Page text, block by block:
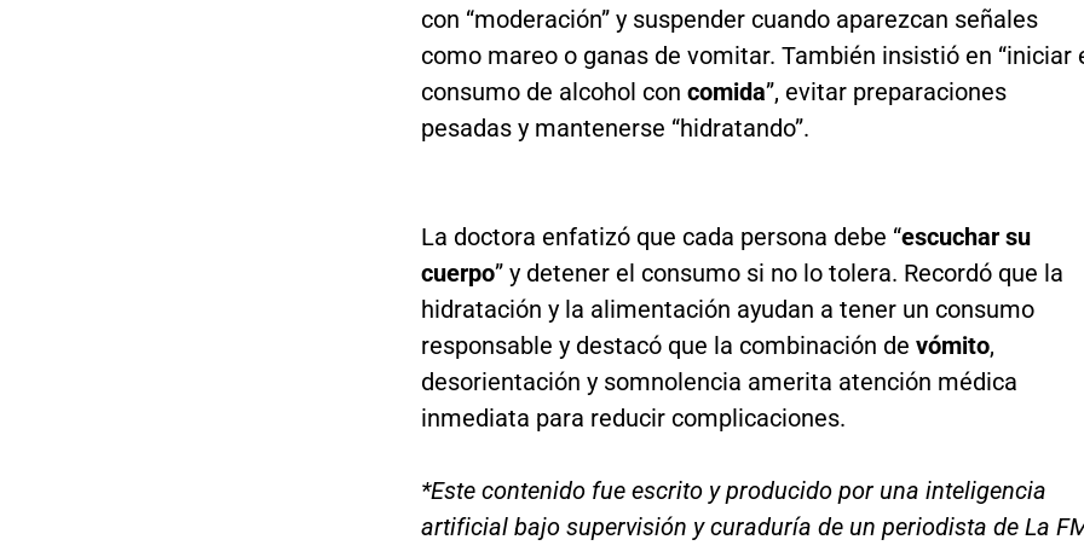
con “moderación” y suspender cuando aparezcan señales
como mareo o ganas de vomitar. También insistió en “iniciar
consumo de alcohol con comida”, evitar preparaciones
pesadas y mantenerse “hidratando”.
La doctora enfatizó que cada persona debe “escuchar su
cuerpo” y detener el consumo si no lo tolera. Recordó que la
hidratación y la alimentación ayudan a tener un consumo
responsable y destacó que la combinación de vómito,
desorientación y somnolencia amerita atención médica
inmediata para reducir complicaciones.
*Este contenido fue escrito y producido por una inteligencia
artificial bajo supervisión y curaduría de un periodista de La